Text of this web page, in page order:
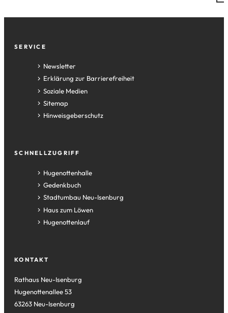
Fußzeile
SERVICE
Newsletter
Erklärung zur Barrierefreiheit
Soziale Medien
Sitemap
Hinweisgeberschutz
SCHNELLZUGRIFF
Hugenottenhalle
(Öffnet
in
einem
neuen
Tab)
Gedenkbuch
(Öffnet
in
einem
neuen
Stadtumbau Neu-Isenburg
(Öffnet
in
einem
Haus zum Löwen
(Öffnet
in
Tab)
Hugenottenlauf
(Öffnet
neuen
KONTAKT
Rathaus Neu-Isenburg
Hugenottenallee 53
63263 Neu-Isenburg